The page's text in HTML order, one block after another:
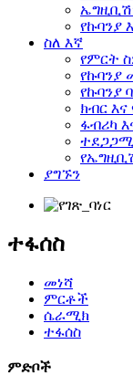
የኩባንያ
ስለ እኛ
የምርት
የኩባንያ
የኩባንያ
ክብር
ፋብሪካ
ያግኙን
ተፋሰስ
መነሻ
ምርቶች
ሴራሚክ
ተፋሰስ
ምድቦች